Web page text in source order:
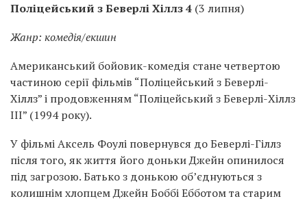
Поліцейський з Беверлі Хіллз 4 (3 липня)
Жанр: комедія/екшин
Американський бойовик-комедія стане четвертою
частиною серії фільмів “Поліцейський з Беверлі-
Хіллз” і продовженням “Поліцейський з Беверлі-Хіллз
III” (1994 року).
У фільмі Аксель Фоулі повернувся до Беверлі-Гіллз
після того, як життя його доньки Джейн опинилося
під загрозою. Батько з донькою об’єднуються з
колишнім хлопцем Джейн Боббі Ебботом та старим